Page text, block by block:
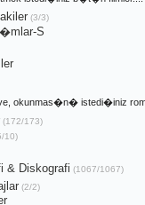
(3/3)
S
okunmas�n� istedi�iniz
(172/173)
10)
& Diskografi (1067/1067)
(2/2)